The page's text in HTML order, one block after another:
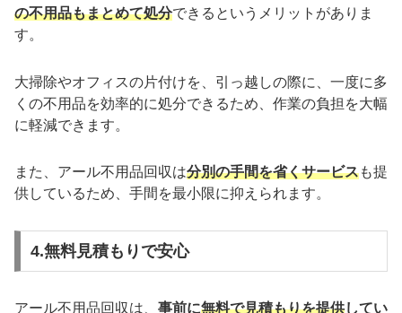
の不用品もまとめて処分できるというメリットがありま
す。
大掃除やオフィスの片付けを、引っ越しの際に、一度に多
くの不用品を効率的に処分できるため、作業の負担を大幅
に軽減できます。
また、アール不用品回収は分別の手間を省くサービスも提
供しているため、手間を最小限に抑えられます。
4.無料見積もりで安心
アール不用品回収は、 事前に無料で見積もりを提供してい